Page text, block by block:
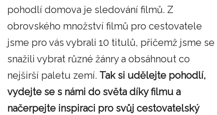
pohodlí domova je sledování filmů. Z
obrovského množství filmů pro cestovatele
jsme pro vás vybrali 10 titulů, přičemž jsme se
snažili vybrat různé žánry a obsáhnout co
nejširší paletu zemí. Tak si udělejte pohodlí,
vydejte se s námi do světa díky filmu a
načerpejte inspiraci pro svůj cestovatelský